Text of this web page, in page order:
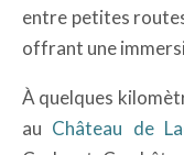
entre petites
offrant une
À quelques
au Château de